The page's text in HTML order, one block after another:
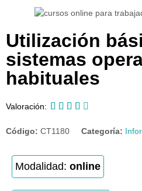
Utilización
sistemas
habituales
Valoración:     
Código: CT1180 Categoría:
Modalidad: online